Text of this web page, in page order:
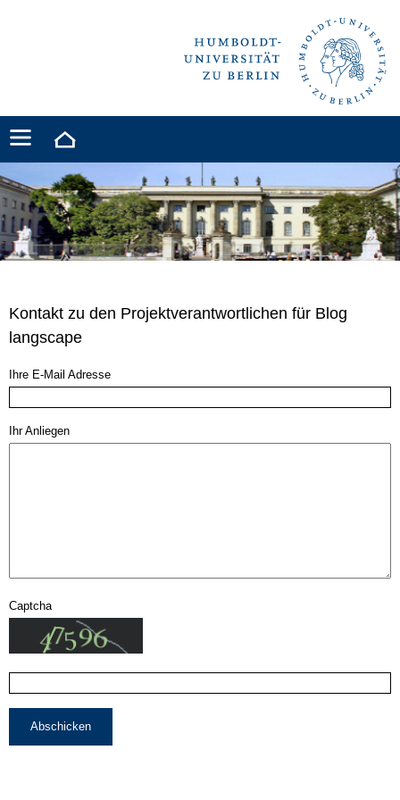
Kontakt zu den Projektverantwortlichen für Blog
langscape
Ihre E-Mail Adresse
Ihr Anliegen
Captcha
Abschicken